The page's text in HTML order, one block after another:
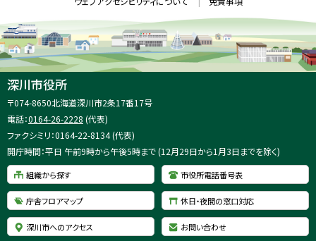
す
メ
ニ
ュ
ー
報
深川市役所
住
所
〒074-8650北海道深川市2条17番17号
電話：0164-26-2228 (代表)
ファクシミリ：0164-22-8134 (代表)
開庁時間：平日 午前9時から午後5時まで (12月29日から1月3日までを除く)
組織から探す 市役所電話番号表
庁舎フロアマップ 休日・夜間の窓口対応
深川市へのアクセス お問い合わせ